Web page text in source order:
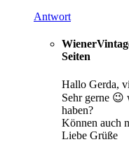
Antwort
Seiten
Hallo Gerda,
Sehr gerne 😉
haben?
Können auch
Liebe Grüße